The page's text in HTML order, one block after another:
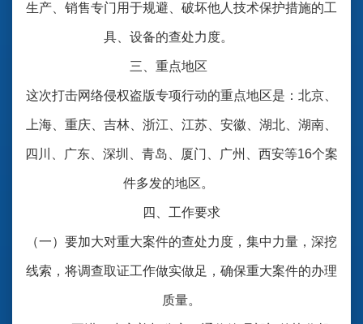
生产、销售专门用于规避、破坏他人技术保护措施的工
具、设备的查处力度。
三、重点地区
这次打击网络侵权盗版专项行动的重点地区是：北京、
上海、重庆、吉林、浙江、江苏、安徽、湖北、湖南、
四川、广东、深圳、青岛、厦门、广州、西安等16个案
件多发的地区。
四、工作要求
（一）要加大对重大案件的查处力度，集中力量，深挖
线索，将调查取证工作做实做足，确保重大案件的办理
质量。